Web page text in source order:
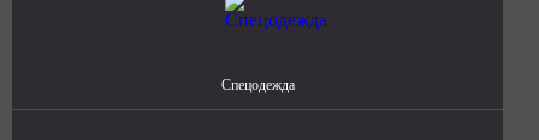
Спецодежда